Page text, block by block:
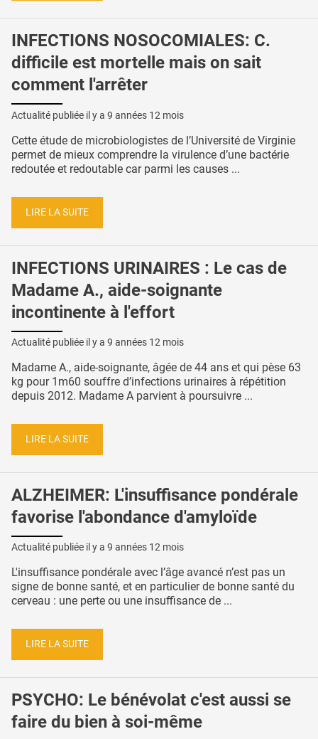
INFECTIONS NOSOCOMIALES: C.
difficile est mortelle mais on sait
comment l'arrêter
Actualité publiée il y a 9 années 12 mois
Cette étude de microbiologistes de l’Université de Virginie
permet de mieux comprendre la virulence d’une bactérie
redoutée et redoutable car parmi les causes ...
LIRE LA SUITE
INFECTIONS URINAIRES : Le cas de
Madame A., aide-soignante
incontinente à l'effort
Actualité publiée il y a 9 années 12 mois
Madame A., aide-soignante, âgée de 44 ans et qui pèse 63
kg pour 1m60 souffre d’infections urinaires à répétition
depuis 2012. Madame A parvient à poursuivre ...
LIRE LA SUITE
ALZHEIMER: L'insuffisance pondérale
favorise l'abondance d'amyloïde
Actualité publiée il y a 9 années 12 mois
L'insuffisance pondérale avec l’âge avancé n’est pas un
signe de bonne santé, et en particulier de bonne santé du
cerveau : une perte ou une insuffisance de ...
LIRE LA SUITE
PSYCHO: Le bénévolat c'est aussi se
faire du bien à soi-même